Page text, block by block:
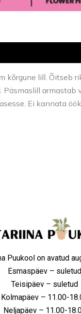
kõrgune lill. Õitseb
armastab
Ei kannata
Puukool on avatud
Esmaspäev – suletud
Teisipäev – suletud
Kolmapäev – 11.00-
Neljapäev – 11.00-